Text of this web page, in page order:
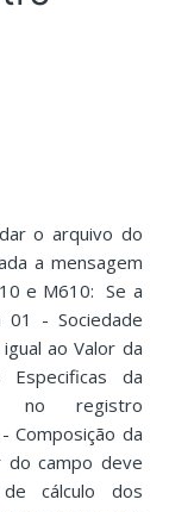
o arquivo do
a mensagem
e M610: Se a
- Sociedade
ao Valor da
Especificas da
no registro
Composição da
do campo deve
cálculo dos